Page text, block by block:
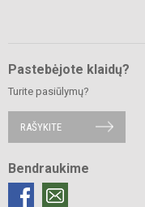
Pastebėjote klaidų?
Turite pasiūlymų?
RAŠYKITE
Bendraukime